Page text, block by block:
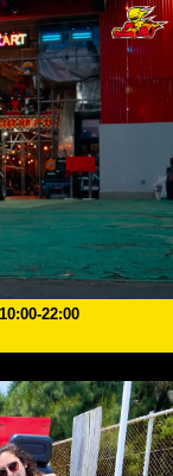
22:00
Prezzo